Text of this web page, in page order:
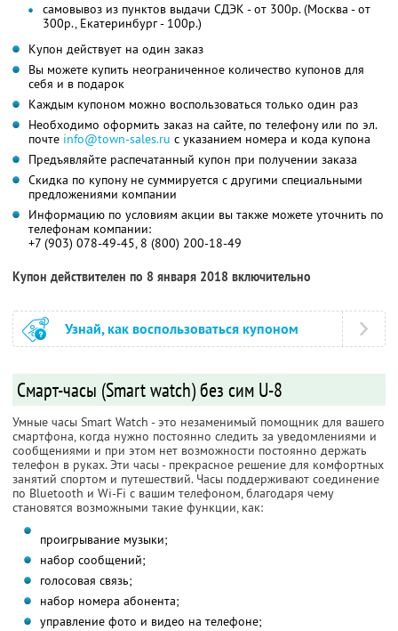
самовывоз из пунктов выдачи СДЭК - от 300р. (Москва - от
300р., Екатеринбург - 100р.)
Купон действует на один заказ
Вы можете купить неограниченное количество купонов для
себя и в подарок
Каждым купоном можно воспользоваться только один раз
Необходимо оформить заказ на сайте, по телефону или по эл.
почте info@town-sales.ru с указанием номера и кода купона
Предъявляйте распечатанный купон при получении заказа
Скидка по купону не суммируется с другими специальными
предложениями компании
Информацию по условиям акции вы также можете уточнить по
телефонам компании:
+7 (903) 078-49-45, 8 (800) 200-18-49
Купон действителен по 8 января 2018 включительно
Узнай, как воспользоваться купоном
Смарт-часы (Smart watch) без сим U-8
Умные часы Smart Watch - это незаменимый помощник для вашего
смартфона, когда нужно постоянно следить за уведомлениями и
сообщениями и при этом нет возможности постоянно держать
телефон в руках. Эти часы - прекрасное решение для комфортных
занятий спортом и путешествий. Часы поддерживают соединение
по Bluetooth и Wi-Fi с вашим телефоном, благодаря чему
становятся возможными такие функции, как:
проигрывание музыки;
набор сообщений;
голосовая связь;
набор номера абонента;
управление фото и видео на телефоне;